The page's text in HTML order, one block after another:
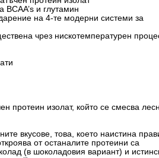
BCAA’s и глутамин
на 4-те модерни системи за
чрез нискотемпературен
протеин изолат, който се смесва
вкусове, това, което наистина
от останалите протеини са
(в шоколадовия вариант) и